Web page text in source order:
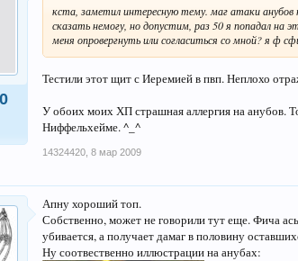
кста, заметил интересную тему. маг атаки
сказать немогу, но допустим, раз 50 я попадал
меня опровергнуть или согласиться со мной? я ф
Тестили этот щит с Иеремией в пвп. Неплохо
У обоих моих ХП страшная аллергия на анубов.
Ниффельхейме. ^_^
14324420 8 мар 2009
Апну хороший топ.
Собственно, может не говорили тут еще. Фича
убивается, а получает дамаг в половину
Ну соотвественно иллюстрации на анубах: